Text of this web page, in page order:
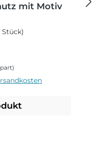
mit Motiv
Stück)